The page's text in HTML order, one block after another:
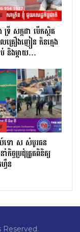
ទ្រី សក្កដា បើកស្ថិត
គ្រឿងញៀន កិនក្មេង
ប់ និងម្ដាយ…
ទោ ស សំបូរធន
កិច្ចប្រជុំត្រួតពិនិត្យ​
វឺន
Reserved.